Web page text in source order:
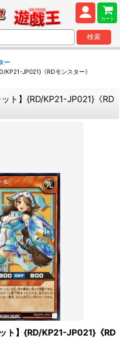
カート
検索
ー
KP21-JP021}《RDモンスター》
ト】{RD/KP21-JP021}《RD
ト】{RD/KP21-JP021}《RD